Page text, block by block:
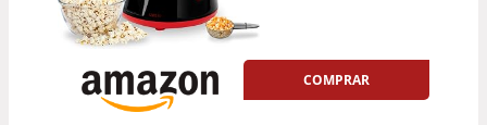
COMPRAR